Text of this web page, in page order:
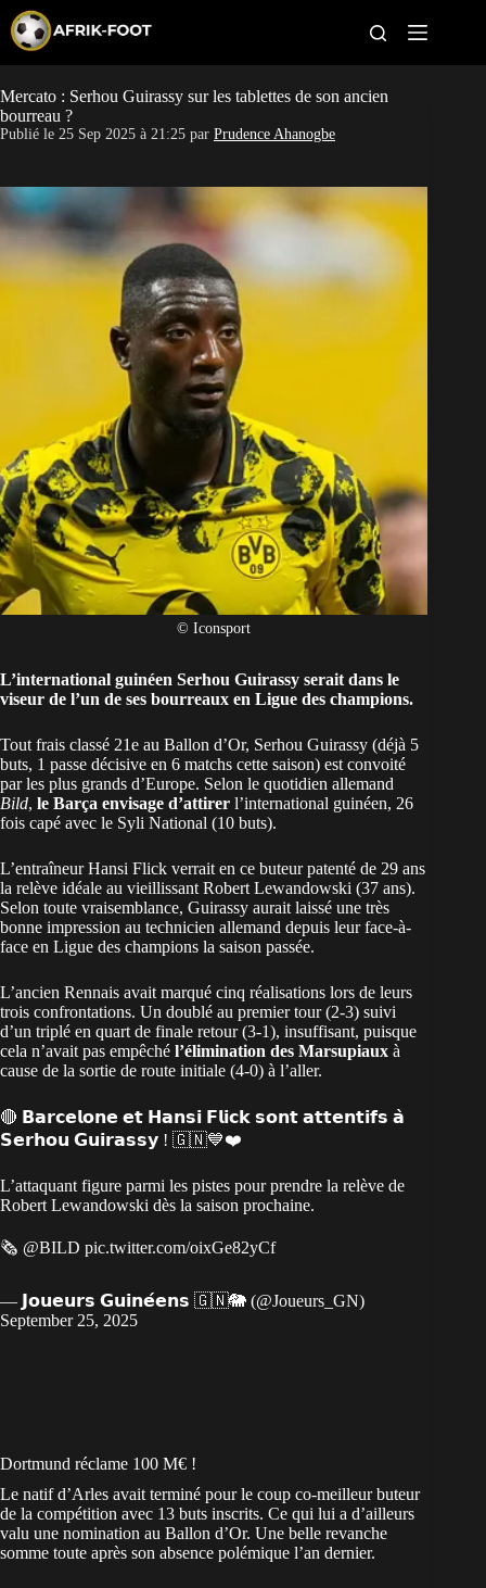
p
t
o
c
o
t
n
CAN féminine
Pays
Clubs
Classement
Paris sportifs
Mercato : Serhou Guirassy sur les tablettes de son ancien
bourreau ?
Publié le 25 Sep 2025 à 21:25 par Prudence Ahanogbe
© Iconsport
L’international guinéen Serhou Guirassy serait dans le
viseur de l’un de ses bourreaux en Ligue des champions.
Tout frais classé 21e au Ballon d’Or, Serhou Guirassy (déjà 5
buts, 1 passe décisive en 6 matchs cette saison) est convoité
par les plus grands d’Europe. Selon le quotidien allemand
Bild, le Barça envisage d’attirer l’international guinéen, 26
fois capé avec le Syli National (10 buts).
L’entraîneur Hansi Flick verrait en ce buteur patenté de 29 ans
la relève idéale au vieillissant Robert Lewandowski (37 ans).
Selon toute vraisemblance, Guirassy aurait laissé une très
bonne impression au technicien allemand depuis leur face-à-
face en Ligue des champions la saison passée.
L’ancien Rennais avait marqué cinq réalisations lors de leurs
trois confrontations. Un doublé au premier tour (2-3) suivi
d’un triplé en quart de finale retour (3-1), insuffisant, puisque
cela n’avait pas empêché l’élimination des Marsupiaux à
cause de la sortie de route initiale (4-0) à l’aller.
🔴 𝗕𝗮𝗿𝗰𝗲𝗹𝗼𝗻𝗲 𝗲𝘁 𝗛𝗮𝗻𝘀𝗶 𝗙𝗹𝗶𝗰𝗸 𝘀𝗼𝗻𝘁 𝗮𝘁𝘁𝗲𝗻𝘁𝗶𝗳𝘀 𝗮̀
𝗦𝗲𝗿𝗵𝗼𝘂 𝗚𝘂𝗶𝗿𝗮𝘀𝘀𝘆 ! 🇬🇳💙❤️
L’attaquant figure parmi les pistes pour prendre la relève de
Robert Lewandowski dès la saison prochaine.
🗞️ @BILD pic.twitter.com/oixGe82yCf
— 𝗝𝗼𝘂𝗲𝘂𝗿𝘀 𝗚𝘂𝗶𝗻𝗲́𝗲𝗻𝘀 🇬🇳🐘 (@Joueurs_GN)
September 25, 2025
Dortmund réclame 100 M€ !
Le natif d’Arles avait terminé pour le coup co-meilleur buteur
de la compétition avec 13 buts inscrits. Ce qui lui a d’ailleurs
valu une nomination au Ballon d’Or. Une belle revanche
somme toute après son absence polémique l’an dernier.